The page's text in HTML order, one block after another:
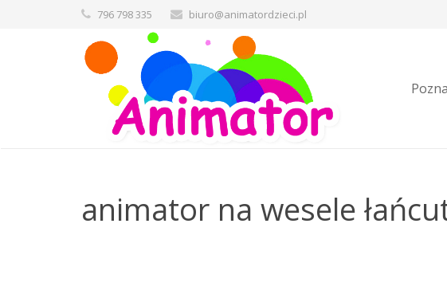
796 798 335 biuro@animatordzieci.pl
animator na wesele